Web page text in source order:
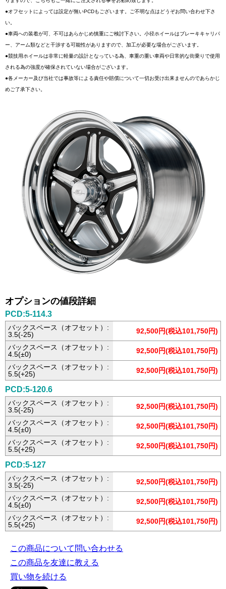
●オフセットによっては設定が無いPCDもございます。ご不明な点はどうぞお問い合わせ下さ
い。
●車両への装着が可、不可はあらかじめ慎重にご検討下さい。小径ホイールはブレーキキャリパ
ー、アーム類などと干渉する可能性がありますので、加工が必要な場合がございます。
●競技用ホイールは非常に軽量の設計となっている為、車重の重い車両や日常的な街乗りで使用
される為の強度が確保されていない場合がございます。
●各メーカー及び当社では事故等による責任や賠償について一切お受け出来ませんのであらかじ
めご了承下さい。
オプションの値段詳細
PCD:5-114.3
バックスペース（オフセット）:
3.5(-25)
92,500円(税込101,750円)
バックスペース（オフセット）:
4.5(±0)
92,500円(税込101,750円)
バックスペース（オフセット）:
5.5(+25)
92,500円(税込101,750円)
PCD:5-120.6
バックスペース（オフセット）:
3.5(-25)
92,500円(税込101,750円)
バックスペース（オフセット）:
4.5(±0)
92,500円(税込101,750円)
バックスペース（オフセット）:
5.5(+25)
92,500円(税込101,750円)
PCD:5-127
バックスペース（オフセット）:
3.5(-25)
92,500円(税込101,750円)
バックスペース（オフセット）:
4.5(±0)
92,500円(税込101,750円)
バックスペース（オフセット）:
5.5(+25)
92,500円(税込101,750円)
この商品について問い合わせる
この商品を友達に教える
買い物を続ける